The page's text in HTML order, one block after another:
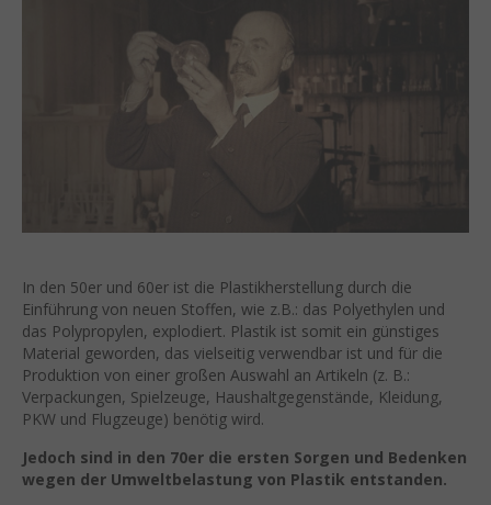
In den 50er und 60er ist die Plastikherstellung durch die
Einführung von neuen Stoffen, wie z.B.: das Polyethylen und
das Polypropylen, explodiert. Plastik ist somit ein günstiges
Material geworden, das vielseitig verwendbar ist und für die
Produktion von einer großen Auswahl an Artikeln (z. B.:
Verpackungen, Spielzeuge, Haushaltgegenstände, Kleidung,
PKW und Flugzeuge) benötig wird.
Jedoch sind in den 70er die ersten Sorgen und Bedenken
wegen der Umweltbelastung von Plastik entstanden.